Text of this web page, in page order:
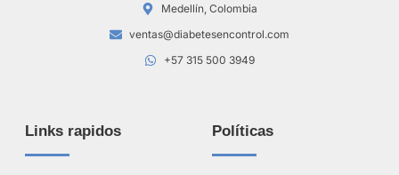
Medellín, Colombia
ventas@diabetesencontrol.com
+57 315 500 3949
Links rapidos Políticas